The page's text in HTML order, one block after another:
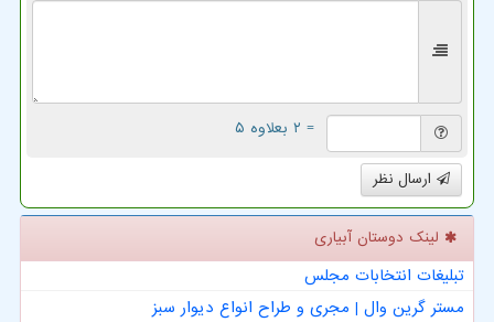
= ۲ بعلاوه ۵
ارسال نظر
لینک دوستان آبیاری
تبلیغات انتخابات مجلس
مستر گرین وال | مجری و طراح انواع دیوار سبز